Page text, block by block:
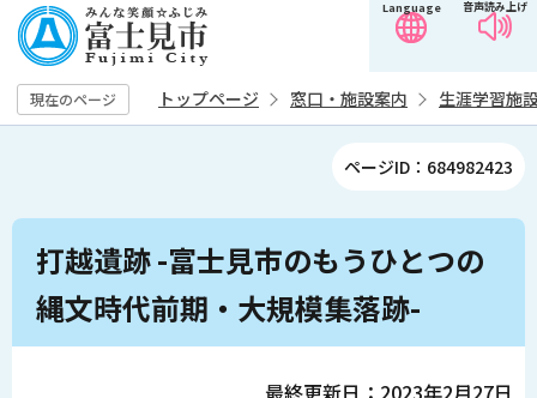
の
ペ
ー
音声読み上げ
Language
現在のページ トップページ 窓口・施設案内 生涯学習施
ページID：684982423
本
か
打越遺跡 -富士見市のもうひとつの
縄文時代前期・大規模集落跡-
最終更新日：2023年2月27日